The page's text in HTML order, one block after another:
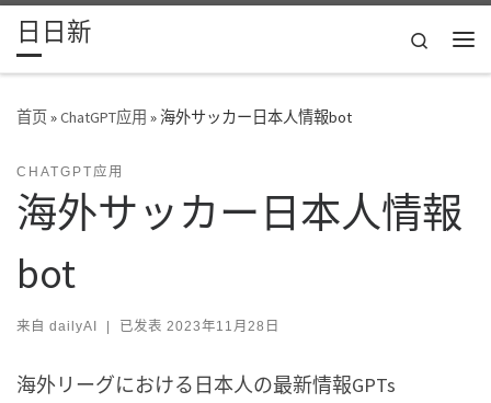
Skip to content
日日新
Search
首页»ChatGPT应用 » 海外サッカー日本人情報bot
CHATGPT应用
海外サッカー日本人情報
bot
来自 dailyAI | 已发表 2023年11月28日
海外リーグにおける日本人の最新情報GPTs